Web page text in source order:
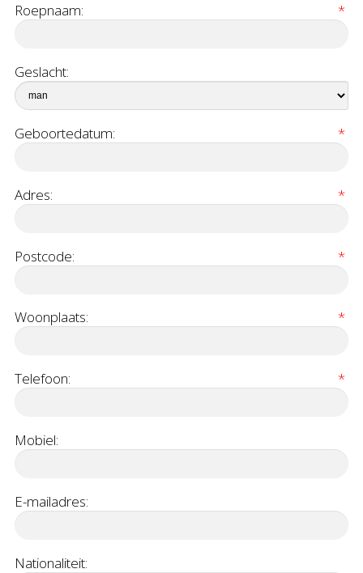
Roepnaam: *
Geslacht:
Geboortedatum: *
Adres: *
Postcode: *
Woonplaats: *
Telefoon: *
Mobiel:
E-mailadres:
Nationaliteit: